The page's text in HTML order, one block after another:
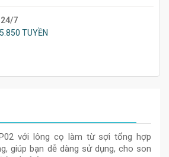
24/7
TUYỀN
với lông cọ làm từ sợi tổng hợp
giúp bạn dễ dàng sử dụng, cho son